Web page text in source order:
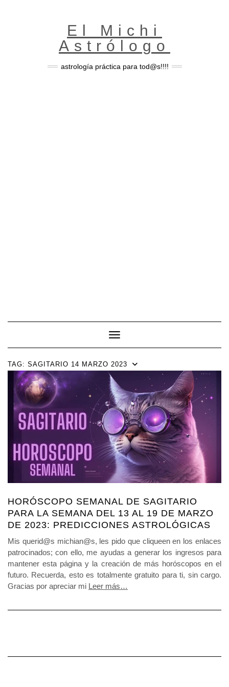
El Michi
Astrólogo
astrología práctica para tod@s!!!!
Toggle Navigation
TAG: SAGITARIO 14 MARZO 2023
HORÓSCOPO SEMANAL DE SAGITARIO
PARA LA SEMANA DEL 13 AL 19 DE MARZO
DE 2023: PREDICCIONES ASTROLÓGICAS
Mis querid@s michian@s, les pido que cliqueen en los enlaces
patrocinados; con ello, me ayudas a generar los ingresos para
mantener esta página y la creación de más horóscopos en el
futuro. Recuerda, esto es totalmente gratuito para ti, sin cargo.
Gracias por apreciar mi Leer más…